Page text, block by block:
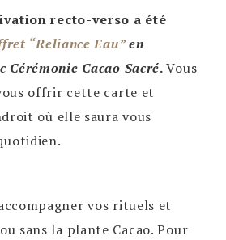
recto-verso a été
“Reliance Eau”en
Cacao Sacré.Vous
offrir cette carte et
où elle saura vous
vos rituels et
sans la plante Cacao. Pour